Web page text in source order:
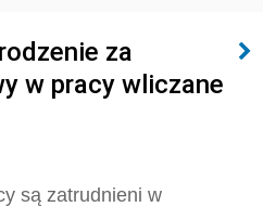
za
w pracy wliczane
są zatrudnieni w